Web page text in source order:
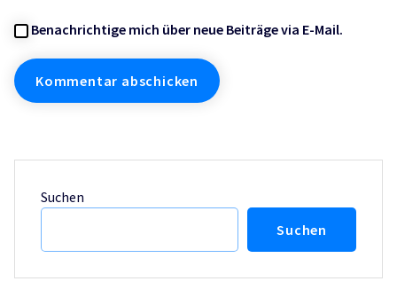
Benachrichtige mich über neue Beiträge via E-Mail.
Suchen
Suchen